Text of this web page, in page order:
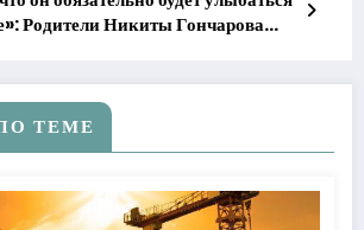
Родители Никиты Гончарова
ТЕМЕ